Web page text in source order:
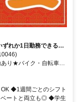
れか1日勤務できる方
り★バイク・自転車可
◆1週間ごとのシフト
ベートと両立も◎ ◆学生